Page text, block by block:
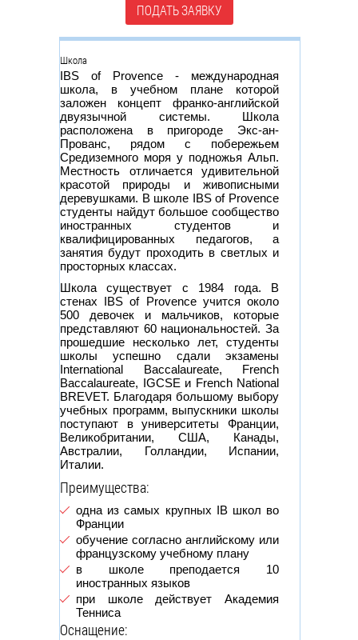
ПОДАТЬ ЗАЯВКУ
Группа
Школа
IBS of Provence - международная
школа, в учебном плане которой
заложен концепт франко-английской
двуязычной системы. Школа
расположена в пригороде Экс-ан-
Прованс, рядом с побережьем
Средиземного моря у подножья Альп.
Местность отличается удивительной
красотой природы и живописными
деревушками. В школе IBS of Provence
студенты найдут большое сообщество
иностранных студентов и
квалифицированных педагогов, а
занятия будут проходить в светлых и
просторных классах.
Школа существует с 1984 года. В
стенах IBS of Provence учится около
500 девочек и мальчиков, которые
представляют 60 национальностей. За
прошедшие несколько лет, студенты
школы успешно сдали экзамены
International Baccalaureate, French
Baccalaureate, IGCSE и French National
BREVET. Благодаря большому выбору
учебных программ, выпускники школы
поступают в университеты Франции,
Великобритании, США, Канады,
Австралии, Голландии, Испании,
Италии.
Преимущества:
одна из самых крупных IB школ во
Франции
обучение согласно английскому или
французскому учебному плану
в школе преподается 10
иностранных языков
при школе действует Академия
Тенниса
Оснащение: